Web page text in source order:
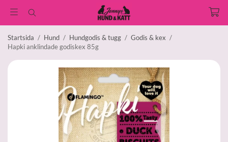
Startsida / Hund / Hundgodis & tugg / Godis & kex /
Hapki anklindade godiskex 85g